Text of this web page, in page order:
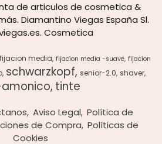
de articulos de cosmetica &
Diamantino Viegas España Sl.
Cosmetica
fijacion media fijacion media -suave fijacion
schwarzkopf senior-2.0 shaver
tinte
Aviso Legal Política de
de Compra Políticas de
Cookies